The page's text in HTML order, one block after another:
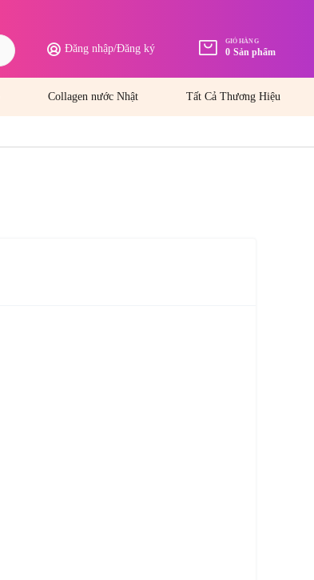
Đăng nhập/Đăng ký
GIỎ HÀNG
0 Sản phẩm
Collagen nước Nhật Tất Cả Thương Hiệu